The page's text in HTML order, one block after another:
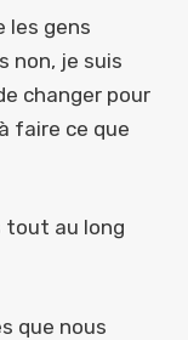
les gens
non, je suis
changer pour
faire ce que
tout au long
que nous